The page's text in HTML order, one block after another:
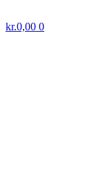
kr.0,00 0